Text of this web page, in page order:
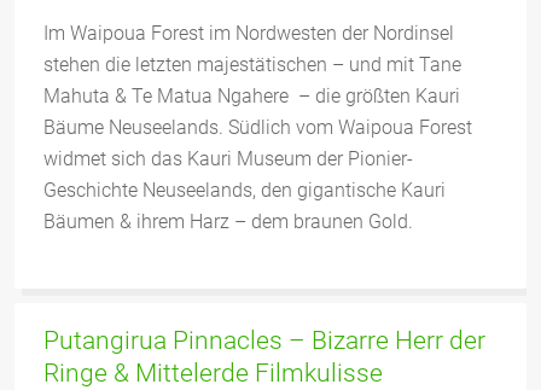
Im Waipoua Forest im Nordwesten der Nordinsel
stehen die letzten majestätischen – und mit Tane
Mahuta & Te Matua Ngahere – die größten Kauri
Bäume Neuseelands. Südlich vom Waipoua Forest
widmet sich das Kauri Museum der Pionier-
Geschichte Neuseelands, den gigantische Kauri
Bäumen & ihrem Harz – dem braunen Gold.
Putangirua Pinnacles – Bizarre Herr der
Ringe & Mittelerde Filmkulisse